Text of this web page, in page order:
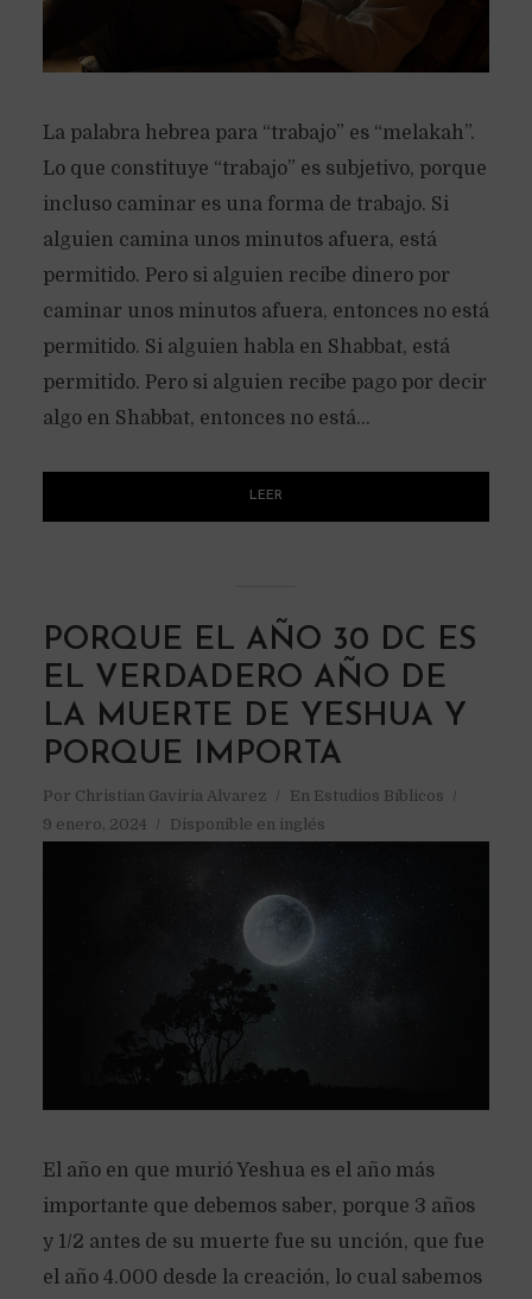
La palabra hebrea para “trabajo” es “melakah”.
Lo que constituye “trabajo” es subjetivo, porque
incluso caminar es una forma de trabajo. Si
alguien camina unos minutos afuera, está
permitido. Pero si alguien recibe dinero por
caminar unos minutos afuera, entonces no está
permitido. Si alguien habla en Shabbat, está
permitido. Pero si alguien recibe pago por decir
algo en Shabbat, entonces no está...
LEER
PORQUE EL AÑO 30 DC ES
EL VERDADERO AÑO DE
LA MUERTE DE YESHUA Y
PORQUE IMPORTA
Por Christian Gaviria Alvarez En Estudios Bíblicos
9 enero, 2024
Disponible en inglés
El año en que murió Yeshua es el año más
importante que debemos saber, porque 3 años
y 1/2 antes de su muerte fue su unción, que fue
el año 4.000 desde la creación, lo cual sabemos